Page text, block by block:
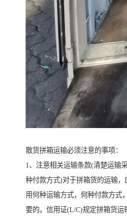
散货拼箱运输必须注意的事项：
1、注意相关运输条款(清楚运输
种付款方式)对于拼箱货的运输
用何种运输方式，何种付款方式
要的。信用证(L/C)规定拼箱货运